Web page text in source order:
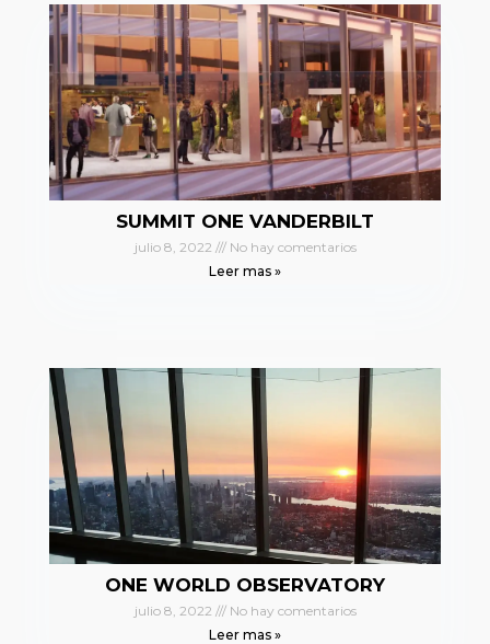
SUMMIT ONE VANDERBILT
julio 8, 2022
No hay comentarios
Leer mas »
ONE WORLD OBSERVATORY
julio 8, 2022
No hay comentarios
Leer mas »